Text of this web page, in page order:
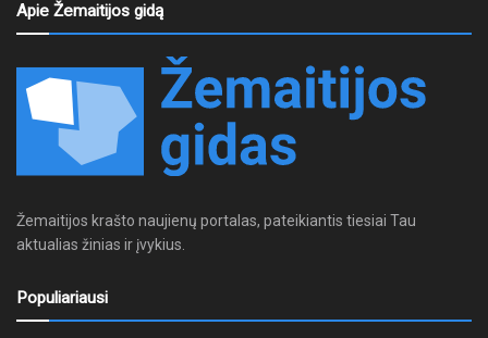
Apie Žemaitijos gidą
Žemaitijos krašto naujienų portalas, pateikiantis tiesiai Tau
aktualias žinias ir įvykius.
Populiariausi